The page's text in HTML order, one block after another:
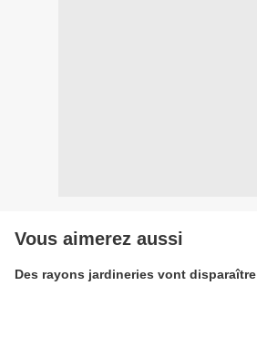
Vous aimerez aussi
Des rayons jardineries vont disparaître